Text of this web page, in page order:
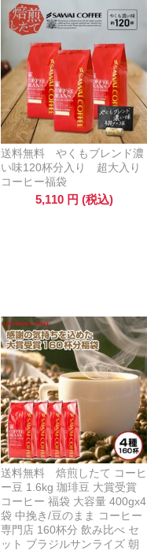
送料無料 やくもブレンド濃
い味120杯分入り 超大入り
コーヒー福袋
5,110 円 (税込)
送料無料 焙煎したて コーヒ
ー豆 1.6kg 珈琲豆 大賞受賞
コーヒー 福袋 大容量 400gx4
袋 中挽き/豆のまま コーヒー
専門店 160杯分 飲み比べ セ
ット ブラジルサンライズ 朝